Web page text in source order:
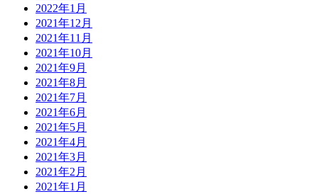
2022年1月
2021年12月
2021年11月
2021年10月
2021年9月
2021年8月
2021年7月
2021年6月
2021年5月
2021年4月
2021年3月
2021年2月
2021年1月